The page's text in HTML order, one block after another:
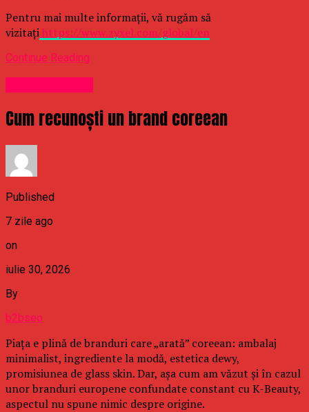
Pentru mai multe informații, vă rugăm să
vizitațihttps://www.zyxel.com/global/en
Continue Reading
Cum recunoști un brand coreean
Published
7 zile ago
on
iulie 30, 2026
By
b2bseo
Piața e plină de branduri care „arată” coreean: ambalaj
minimalist, ingrediente la modă, estetica dewy,
promisiunea de glass skin. Dar, așa cum am văzut și în cazul
unor branduri europene confundate constant cu K-Beauty,
aspectul nu spune nimic despre origine.